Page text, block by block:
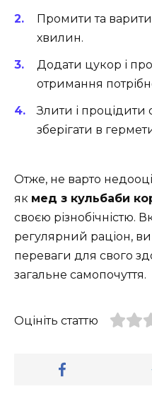
Промити та варити
хвилин.
Додати цукор і
отримання
Злити і процідити
зберігати в
Отже, не варто
як мед з кульбаби
своєю різнобічністю.
регулярний раціон, ви
переваги для свого
загальне самопочуття.
Оцініть статтю